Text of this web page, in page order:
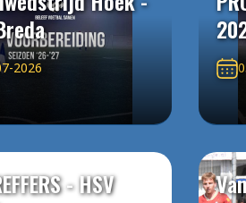
2026
- HSV